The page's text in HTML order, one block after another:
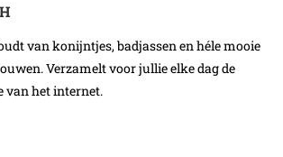
van konijntjes, badjassen en héle mooie
Verzamelt voor jullie elke dag de
van het internet.